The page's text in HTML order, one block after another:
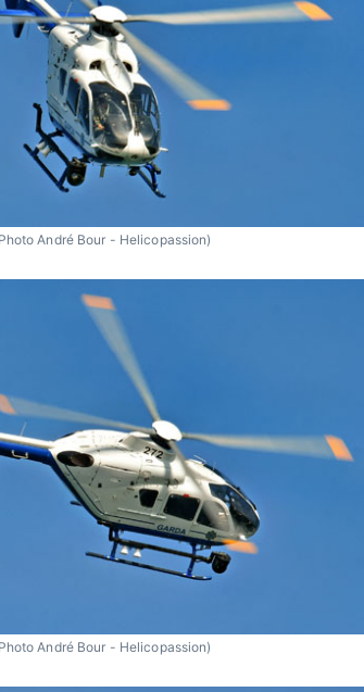
André Bour - Helicopassion)
André Bour - Helicopassion)